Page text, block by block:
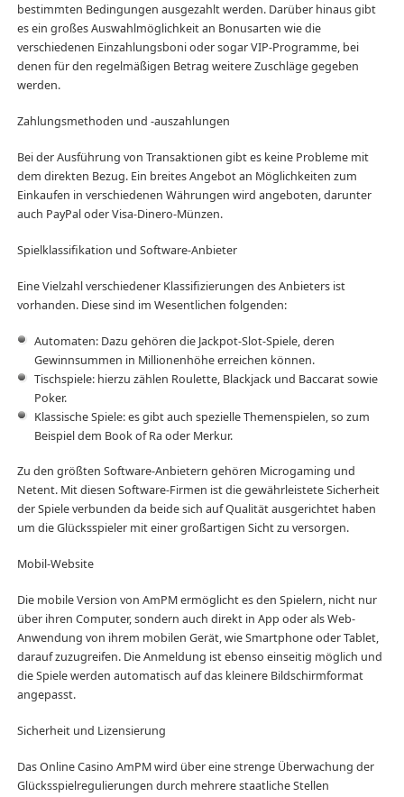
bestimmten Bedingungen ausgezahlt werden. Darüber hinaus gibt
es ein großes Auswahlmöglichkeit an Bonusarten wie die
verschiedenen Einzahlungsboni oder sogar VIP-Programme, bei
denen für den regelmäßigen Betrag weitere Zuschläge gegeben
werden.
Zahlungsmethoden und -auszahlungen
Bei der Ausführung von Transaktionen gibt es keine Probleme mit
dem direkten Bezug. Ein breites Angebot an Möglichkeiten zum
Einkaufen in verschiedenen Währungen wird angeboten, darunter
auch PayPal oder Visa-Dinero-Münzen.
Spielklassifikation und Software-Anbieter
Eine Vielzahl verschiedener Klassifizierungen des Anbieters ist
vorhanden. Diese sind im Wesentlichen folgenden:
Automaten: Dazu gehören die Jackpot-Slot-Spiele, deren
Gewinnsummen in Millionenhöhe erreichen können.
Tischspiele: hierzu zählen Roulette, Blackjack und Baccarat sowie
Poker.
Klassische Spiele: es gibt auch spezielle Themenspielen, so zum
Beispiel dem Book of Ra oder Merkur.
Zu den größten Software-Anbietern gehören Microgaming und
Netent. Mit diesen Software-Firmen ist die gewährleistete Sicherheit
der Spiele verbunden da beide sich auf Qualität ausgerichtet haben
um die Glücksspieler mit einer großartigen Sicht zu versorgen.
Mobil-Website
Die mobile Version von AmPM ermöglicht es den Spielern, nicht nur
über ihren Computer, sondern auch direkt in App oder als Web-
Anwendung von ihrem mobilen Gerät, wie Smartphone oder Tablet,
darauf zuzugreifen. Die Anmeldung ist ebenso einseitig möglich und
die Spiele werden automatisch auf das kleinere Bildschirmformat
angepasst.
Sicherheit und Lizensierung
Das Online Casino AmPM wird über eine strenge Überwachung der
Glücksspielregulierungen durch mehrere staatliche Stellen